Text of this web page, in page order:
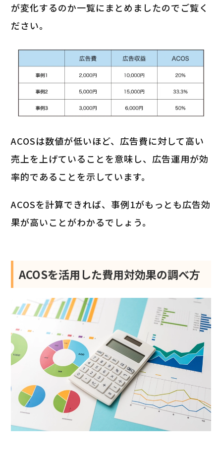
が変化するのか一覧にまとめましたのでご覧く
ださい。
ACOSは数値が低いほど、広告費に対して高い
売上を上げていることを意味し、広告運用が効
率的であることを示しています。
ACOSを計算できれば、事例1がもっとも広告効
果が高いことがわかるでしょう。
ACOSを活用した費用対効果の調べ方